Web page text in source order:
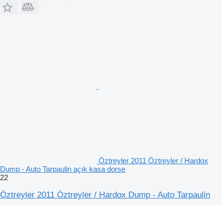
Öztreyler 2011 Öztreyler / Hardox
Dump - Auto Tarpaulin açık kasa dorse
22
Öztreyler 2011 Öztreyler / Hardox Dump - Auto Tarpaulin